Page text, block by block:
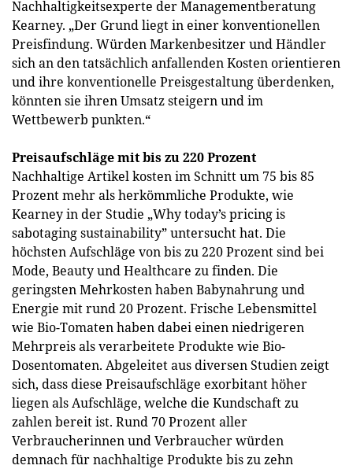
Nachhaltigkeitsexperte der Managementberatung
Kearney. „Der Grund liegt in einer konventionellen
Preisfindung. Würden Markenbesitzer und Händler
sich an den tatsächlich anfallenden Kosten orientieren
und ihre konventionelle Preisgestaltung überdenken,
könnten sie ihren Umsatz steigern und im
Wettbewerb punkten.“
Preisaufschläge mit bis zu 220 Prozent
Nachhaltige Artikel kosten im Schnitt um 75 bis 85
Prozent mehr als herkömmliche Produkte, wie
Kearney in der Studie „Why today’s pricing is
sabotaging sustainability” untersucht hat. Die
höchsten Aufschläge von bis zu 220 Prozent sind bei
Mode, Beauty und Healthcare zu finden. Die
geringsten Mehrkosten haben Babynahrung und
Energie mit rund 20 Prozent. Frische Lebensmittel
wie Bio-Tomaten haben dabei einen niedrigeren
Mehrpreis als verarbeitete Produkte wie Bio-
Dosentomaten. Abgeleitet aus diversen Studien zeigt
sich, dass diese Preisaufschläge exorbitant höher
liegen als Aufschläge, welche die Kundschaft zu
zahlen bereit ist. Rund 70 Prozent aller
Verbraucherinnen und Verbraucher würden
demnach für nachhaltige Produkte bis zu zehn